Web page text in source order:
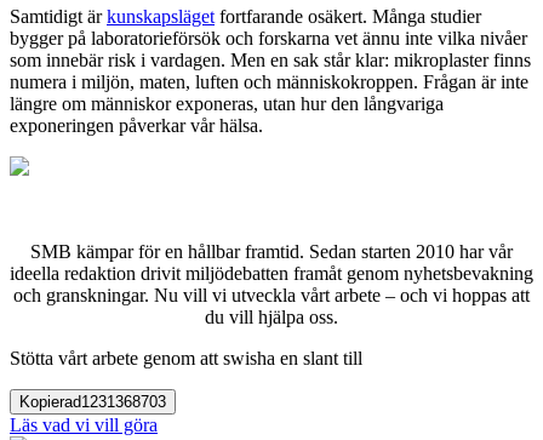
Samtidigt ärkunskapsläget fortfarande osäkert. Många studier
bygger på laboratorieförsök och forskarna vet ännu inte vilka nivåer
som innebär risk i vardagen. Men en sak står klar: mikroplaster finns
numera i miljön, maten, luften och människokroppen. Frågan är inte
längre om människor exponeras, utan hur den långvariga
exponeringen påverkar vår hälsa.
SMB kämpar för en hållbar framtid. Sedan starten 2010 har vår
ideella redaktion drivit miljödebatten framåt genom nyhetsbevakning
och granskningar. Nu vill vi utveckla vårt arbete – och vi hoppas att
du vill hjälpa oss.
Stötta vårt arbete genom att swisha en slant till
Kopierad1231368703
Läs vad vi vill göra